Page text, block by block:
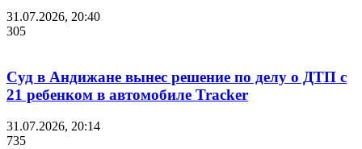
31.07.2026, 20:40
305
Суд в Андижане вынес решение по делу о ДТП с
21 ребенком в автомобиле Tracker
31.07.2026, 20:14
735